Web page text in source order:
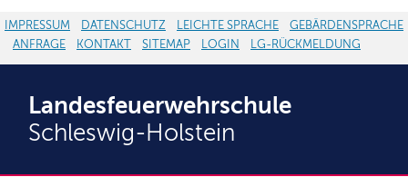
IMPRESSUM DATENSCHUTZ LEICHTE SPRACHE
GEBÄRDENSPRACHE
ANFRAGE
KONTAKT SITEMAP LOGIN LG-RÜCKMELDUNG
Landesfeuerwehrschule
Schleswig-Holstein